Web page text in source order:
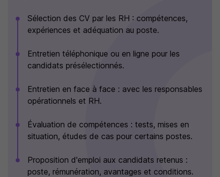
Sélection des CV par les RH : compétences,
expériences et adéquation au poste.
Entretien téléphonique ou en ligne pour les
candidats présélectionnés.
Entretien en face à face : avec les responsables
opérationnels et RH.
Évaluation de compétences : tests, mises en
situation, études de cas pour certains postes.
Proposition d'emploi aux candidats retenus :
poste, rémunération, avantages et conditions.